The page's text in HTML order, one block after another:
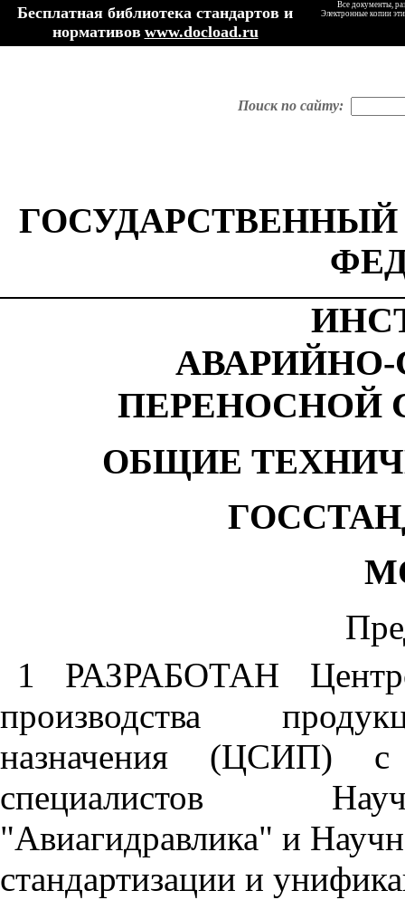
Бесплатная библиотека стандартов и
нормативов www.docload.ru
Все документы,
Электронные копии
Поиск по сайту:
ПЕРЕНОСНОЙ
ОБЩИЕ
1 РАЗРАБОТАН
производства
назначения (ЦСИП) с
специалистов
"Авиагидравлика" и
стандартизации и